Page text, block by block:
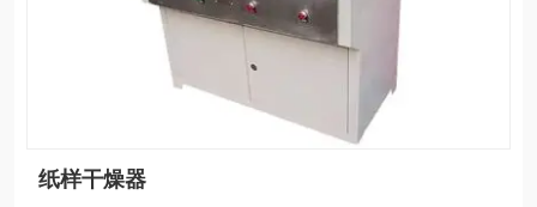
纸样干燥器